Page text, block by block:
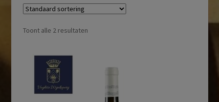
Toont alle 2 resultaten